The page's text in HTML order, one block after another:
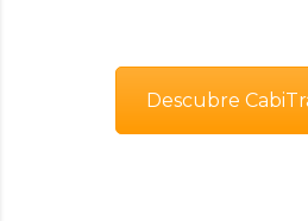
Descubre